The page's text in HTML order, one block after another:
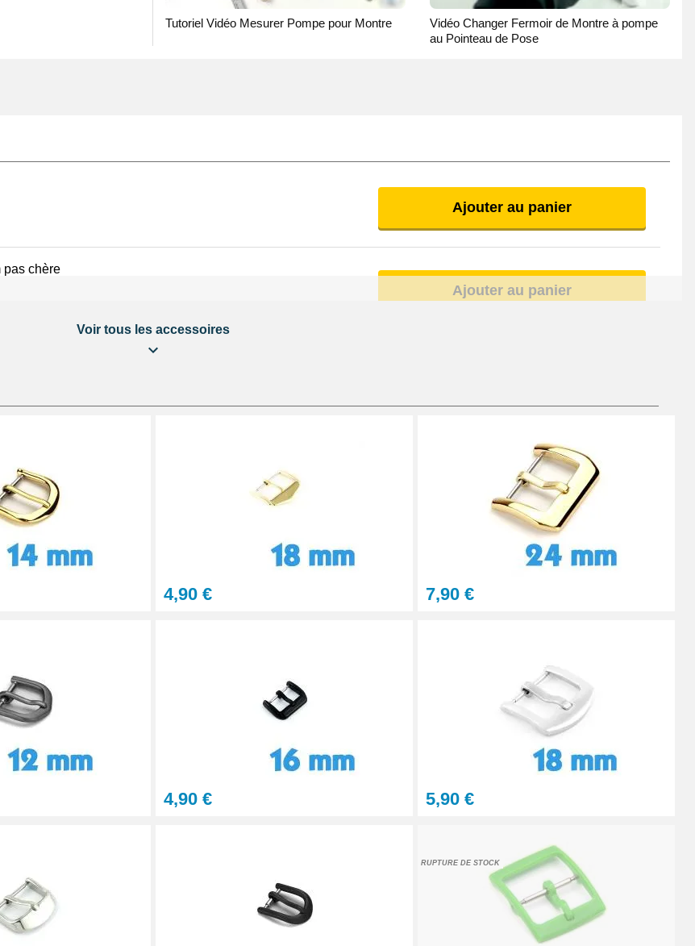
Tutoriel Vidéo Mesurer Pompe pour Montre
Vidéo Changer Fermoir de Montre à pompe
au Pointeau de Pose
Ajouter au panier
pas chère
Ajouter au panier
montre
Ajouter au panier
montre
Ajouter au panier
Ajouter au panier
Kit Horlogerie
Ajouter au panier
Ajouter au panier
montre
Voir tous les accessoires
4,90 € 7,90 €
4,90 € 5,90 €
RUPTURE DE STOCK